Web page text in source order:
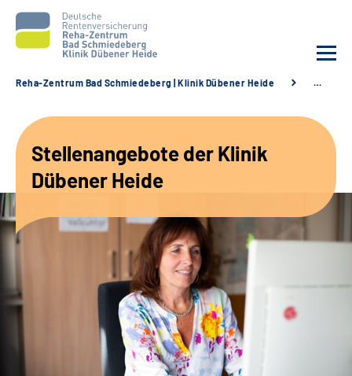
Unsere Angebote
Karriere
Sozialdienste & Zuweisende
Leichte Sprache
Reha-Zentrum Bad Schmiedeberg | Klinik Dübener Heide …
Stellenangebote der Klinik
Dübener Heide